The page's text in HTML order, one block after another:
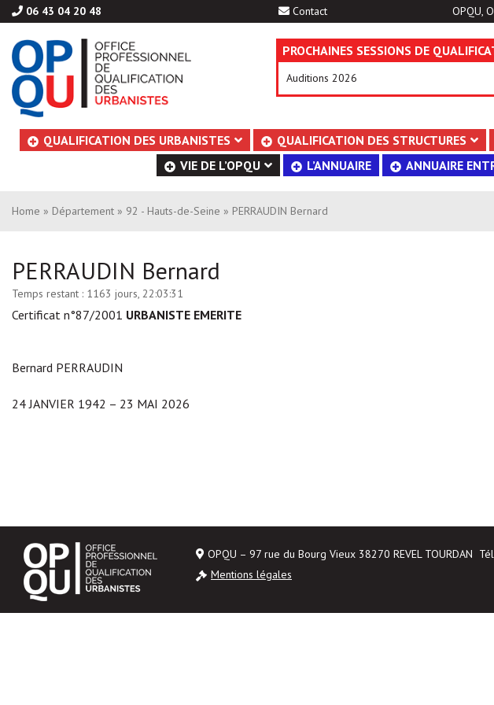
06 43 04 20 48 Contact OPQU,
PROCHAINES SESSIONS DE
Auditions 2026
Aller
au
QUALIFICATION DES URBANISTES QUALIFICATION DES STRUCTURES
VIE DE L’OPQU
L’ANNUAIRE ANNUAIRE
Home » Département » 92 - Hauts-de-Seine » PERRAUDIN Bernard
PERRAUDIN Bernard
Temps restant : 1163 jours, 22:03:31
Certificat n°87/2001 URBANISTE EMERITE
Bernard PERRAUDIN
24 JANVIER 1942 – 23 MAI 2026
OPQU – 97 rue du Bourg Vieux 38270 REVEL TOURDAN
Mentions légales